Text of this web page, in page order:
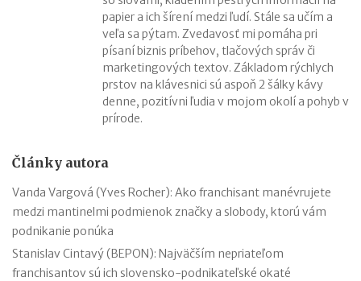
papier a ich šírení medzi ľudí. Stále sa učím a
veľa sa pýtam. Zvedavosť mi pomáha pri
písaní biznis príbehov, tlačových správ či
marketingových textov. Základom rýchlych
prstov na klávesnici sú aspoň 2 šálky kávy
denne, pozitívni ľudia v mojom okolí a pohyb v
prírode.
Články autora
Vanda Vargová (Yves Rocher): Ako franchisant manévrujete
medzi mantinelmi podmienok značky a slobody, ktorú vám
podnikanie ponúka
Stanislav Cintavý (BEPON): Najväčším nepriateľom
franchisantov sú ich slovensko-podnikateľské okaté